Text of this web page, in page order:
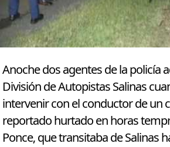
Anoche dos agentes de la policía
División de Autopistas Salinas
intervenir con el conductor de un
reportado hurtado en horas
Ponce, que transitaba de Salinas